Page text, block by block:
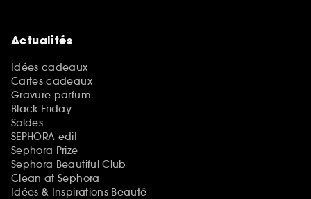
Actualités
Idées cadeaux
Cartes cadeaux
Gravure parfum
Black Friday
Soldes
SEPHORA edit
Sephora Prize
Sephora Beautiful Club
Clean at Sephora
Idées & Inspirations Beauté